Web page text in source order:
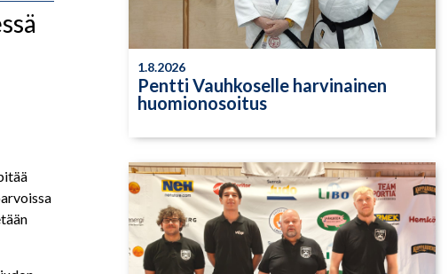
1.8.2026
Pentti Vauhkoselle harvinainen
huomionosoitus